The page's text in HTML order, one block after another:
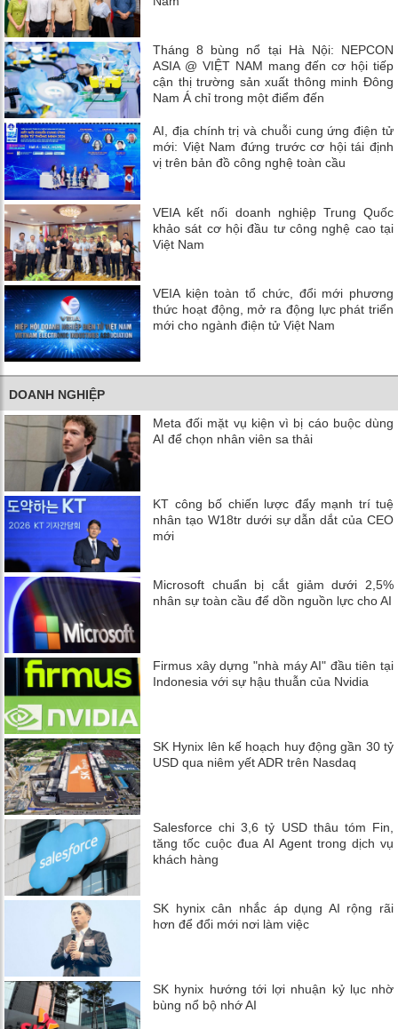
Tháng 8 bùng nổ tại Hà Nội: NEPCON
ASIA @ VIỆT NAM mang đến cơ hội tiếp
cận thị trường sản xuất thông minh Đông
Nam Á chỉ trong một điểm đến
AI, địa chính trị và chuỗi cung ứng điện tử
mới: Việt Nam đứng trước cơ hội tái định
vị trên bản đồ công nghệ toàn cầu
VEIA kết nối doanh nghiệp Trung Quốc
khảo sát cơ hội đầu tư công nghệ cao tại
Việt Nam
VEIA kiện toàn tổ chức, đổi mới phương
thức hoạt động, mở ra động lực phát triển
mới cho ngành điện tử Việt Nam
DOANH NGHIỆP
Meta đối mặt vụ kiện vì bị cáo buộc dùng
AI để chọn nhân viên sa thải
KT công bố chiến lược đẩy mạnh trí tuệ
nhân tạo W18tr dưới sự dẫn dắt của CEO
mới
Microsoft chuẩn bị cắt giảm dưới 2,5%
nhân sự toàn cầu để dồn nguồn lực cho AI
Firmus xây dựng "nhà máy AI" đầu tiên tại
Indonesia với sự hậu thuẫn của Nvidia
SK Hynix lên kế hoạch huy động gần 30 tỷ
USD qua niêm yết ADR trên Nasdaq
Salesforce chi 3,6 tỷ USD thâu tóm Fin,
tăng tốc cuộc đua AI Agent trong dịch vụ
khách hàng
SK hynix cân nhắc áp dụng AI rộng rãi
hơn để đổi mới nơi làm việc
SK hynix hướng tới lợi nhuận kỷ lục nhờ
bùng nổ bộ nhớ AI